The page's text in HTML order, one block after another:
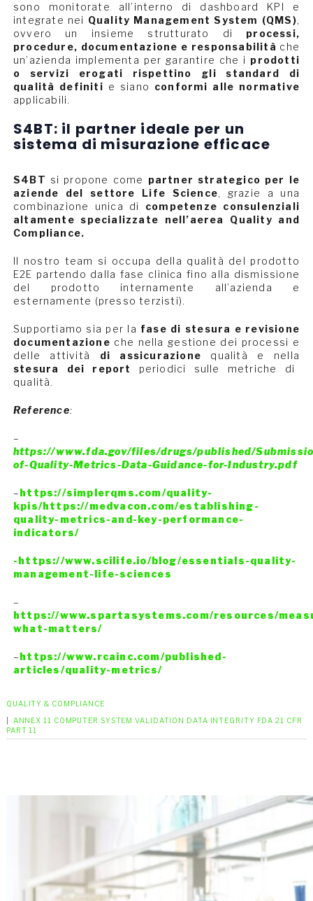
sono monitorate all’interno di dashboard KPI e
integrate nei Quality Management System (QMS),
ovvero un insieme strutturato di processi,
procedure, documentazione e responsabilità che
un’azienda implementa per garantire che i prodotti
o servizi erogati rispettino gli standard di
qualità definiti e siano conformi alle normative
applicabili.
S4BT: il partner ideale per un
sistema di misurazione efficace
S4BT si propone come partner strategico per le
aziende del settore Life Science, grazie a una
combinazione unica di competenze consulenziali
altamente specializzate nell’aerea Quality and
Compliance.
Il nostro team si occupa della qualità del prodotto
E2E partendo dalla fase clinica fino alla dismissione
del prodotto internamente all’azienda e
esternamente (presso terzisti).
Supportiamo sia per la fase di stesura e revisione
documentazione che nella gestione dei processi e
delle attività di assicurazione qualità e nella
stesura dei report
periodici sulle metriche di
qualità.
Reference:
–
https://www.fda.gov/files/drugs/published/
of-Quality-Metrics-Data-Guidance-for-Industry.pdf
–https://simplerqms.com/quality-
kpis/https://medvacon.com/establishing-
quality-metrics-and-key-performance-
indicators/
-https://www.scilife.io/blog/essentials-quality-
management-life-sciences
–
https://www.spartasystems.com/resources/
what-matters/
–https://www.rcainc.com/published-
articles/quality-metrics/
QUALITY & COMPLIANCE
ANNEX 11 COMPUTER SYSTEM VALIDATION DATA INTEGRITY FDA 21 CFR
PART 11